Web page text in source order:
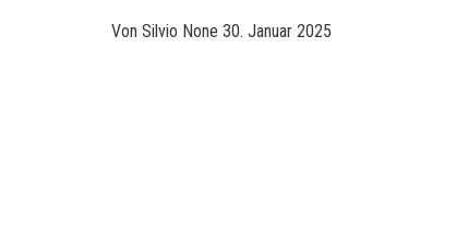
Von Silvio None 30. Januar 2025